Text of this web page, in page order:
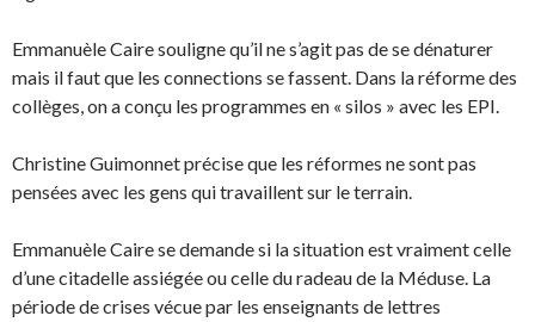
Emmanuèle Caire souligne qu’il ne s’agit pas de se dénaturer
mais il faut que les connections se fassent. Dans la réforme des
collèges, on a conçu les programmes en « silos » avec les EPI.
Christine Guimonnet précise que les réformes ne sont pas
pensées avec les gens qui travaillent sur le terrain.
Emmanuèle Caire se demande si la situation est vraiment celle
d’une citadelle assiégée ou celle du radeau de la Méduse. La
période de crises vécue par les enseignants de lettres